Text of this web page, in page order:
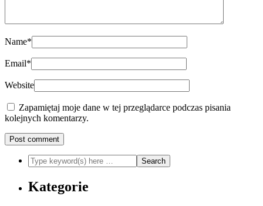
Name*
Email*
Website
Zapamiętaj moje dane w tej przeglądarce podczas pisania
kolejnych komentarzy.
Kategorie